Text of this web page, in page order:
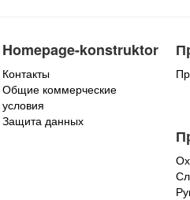
Homepage-konstruktor
Контакты
Общие коммерческие
условия
Защита данных